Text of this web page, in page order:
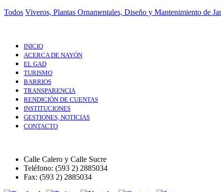
Todos Viveros, Plantas Ornamentales, Diseño y Mantenimiento de
INICIO
ACERCA DE NAYÓN
EL GAD
TURISMO
BARRIOS
TRANSPARENCIA
RENDICIÓN DE CUENTAS
INSTITUCIONES
GESTIONES, NOTICIAS
CONTACTO
Calle Calero y Calle Sucre
Teléfono: (593 2) 2885034
Fax: (593 2) 2885034